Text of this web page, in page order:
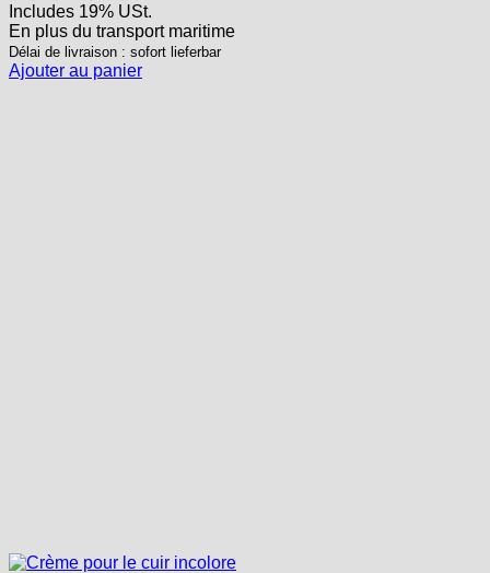
était :
37,20 €.
Includes 19% USt.
En plus du transportmaritime
Délai de livraison : sofort lieferbar
Ajouter au panier